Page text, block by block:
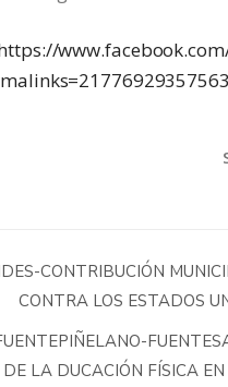
CONTRIBUCIÓN
CONTRA LOS ESTADOS
LA DUCACIÓN FÍSICA